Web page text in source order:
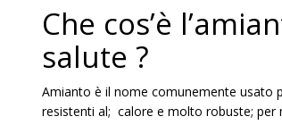
Che cos’è
salute ?
Amianto è il nome comunemente usato
resistenti al; calore e molto robuste; per